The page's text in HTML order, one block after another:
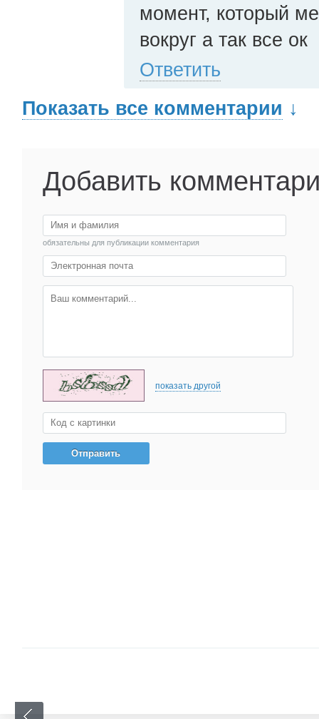
момент, который
вокруг а так все ок
Ответить
Показать все комментарии ↓
Добавить
обязательны для публикации комментария
показать другой